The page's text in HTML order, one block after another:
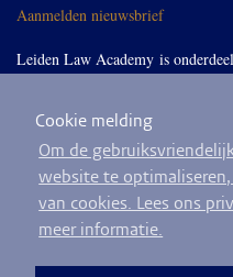
Cookie melding
Om de
website te
van cookies. Lees ons
meer informatie.
Aanmelden nieuwsbrief
Leiden Law Academy is
Volg ons op LinkedIn
© 2026
Privacyverklaring
Algemene